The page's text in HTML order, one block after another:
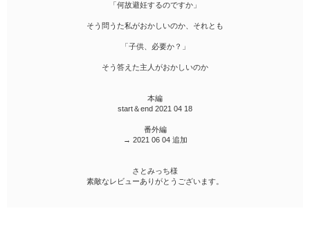
「何故避妊するのですか」
そう問うた私がおかしいのか、それとも
「子供、必要か？」
そう答えた主人がおかしいのか
本編
start＆end 2021 04 18
番外編
→ 2021 06 04 追加
さとみっち様
素敵なレビューありがとうございます。